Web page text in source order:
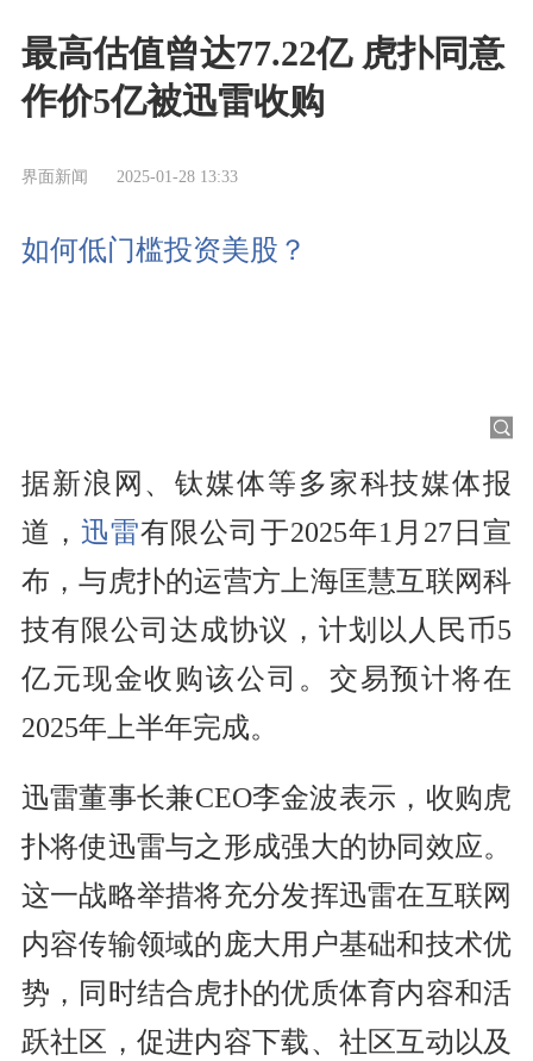
最高估值曾达77.22亿 虎扑同意
作价5亿被迅雷收购
界面新闻 2025-01-28 13:33
如何低门槛投资美股？
据新浪网、钛媒体等多家科技媒体报
道，迅雷有限公司于2025年1月27日宣
布，与虎扑的运营方上海匡慧互联网科
技有限公司达成协议，计划以人民币5
亿元现金收购该公司。交易预计将在
2025年上半年完成。
迅雷董事长兼CEO李金波表示，收购虎
扑将使迅雷与之形成强大的协同效应。
这一战略举措将充分发挥迅雷在互联网
内容传输领域的庞大用户基础和技术优
势，同时结合虎扑的优质体育内容和活
跃社区，促进内容下载、社区互动以及